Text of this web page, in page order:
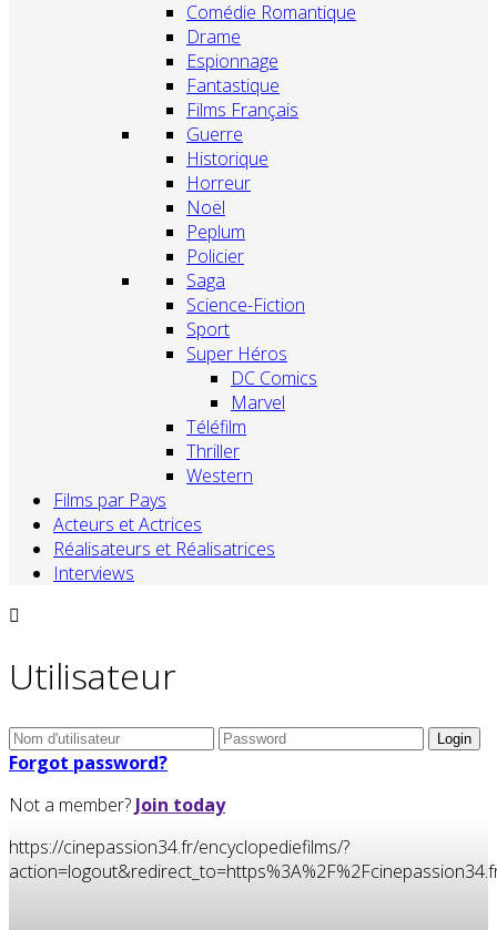
Comédie Romantique
Drame
Espionnage
Fantastique
Films Français
Guerre
Historique
Horreur
Noël
Peplum
Policier
Saga
Science-Fiction
Sport
Super Héros
DC Comics
Marvel
Téléfilm
Thriller
Western
Films par Pays
Acteurs et Actrices
Réalisateurs et Réalisatrices
Interviews
Utilisateur
Forgot password?
Not a member? Join today
https://cinepassion34.fr/encyclopediefilms/?